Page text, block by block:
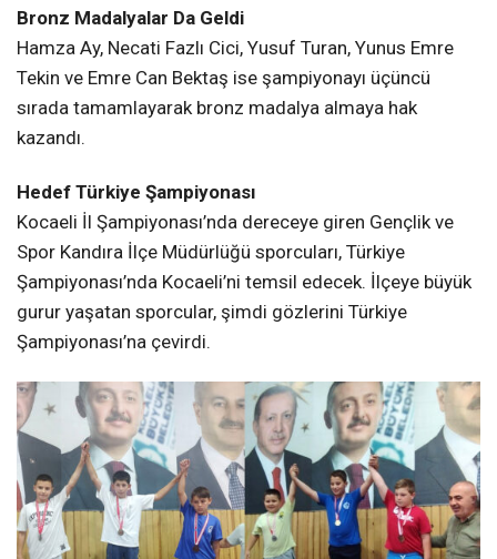
Bronz Madalyalar Da Geldi
Hamza Ay, Necati Fazlı Cici, Yusuf Turan, Yunus Emre
Tekin ve Emre Can Bektaş ise şampiyonayı üçüncü
sırada tamamlayarak bronz madalya almaya hak
kazandı.
Hedef Türkiye Şampiyonası
Kocaeli İl Şampiyonası’nda dereceye giren Gençlik ve
Spor Kandıra İlçe Müdürlüğü sporcuları, Türkiye
Şampiyonası’nda Kocaeli’ni temsil edecek. İlçeye büyük
gurur yaşatan sporcular, şimdi gözlerini Türkiye
Şampiyonası’na çevirdi.